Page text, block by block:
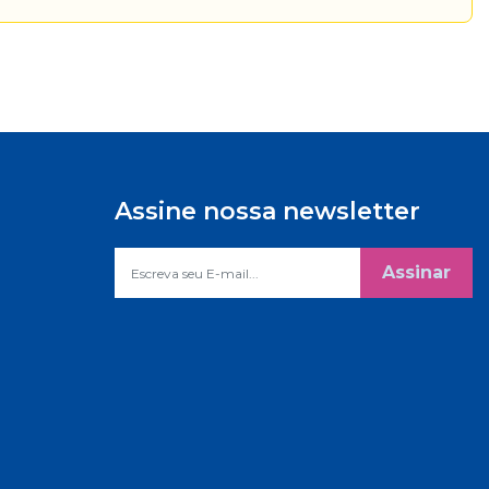
Assine nossa newsletter
Assinar